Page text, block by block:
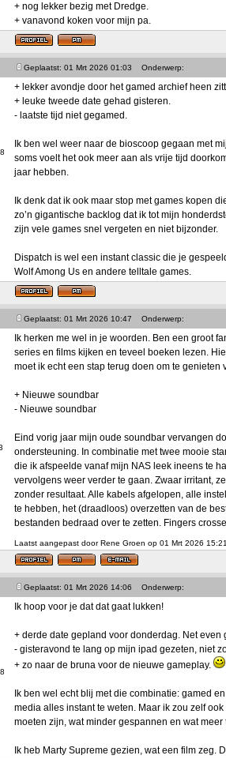
+ nog lekker bezig met Dredge.
+ vanavond koken voor mijn pa.
Geplaatst: 01 Mrt 2026 01:03 Onderwerp:
+ lekker avondje door het gamed archief heen
+ leuke tweede date gehad gisteren.
- laatste tijd niet gegamed.
Ik ben wel weer naar de bioscoop gegaan met
soms voelt het ook meer aan als vrije tijd
jaar hebben.
Ik denk dat ik ook maar stop met games kopen
zo’n gigantische backlog dat ik tot mijn
zijn vele games snel vergeten en niet bijzonder.
Dispatch is wel een instant classic die je
Wolf Among Us en andere telltale games.
Geplaatst: 01 Mrt 2026 10:47
Onderwerp:
Ik herken me wel in je woorden. Ben een groot
series en films kijken en teveel boeken lezen.
moet ik echt een stap terug doen om te
+ Nieuwe soundbar
- Nieuwe soundbar
Eind vorig jaar mijn oude soundbar vervangen
ondersteuning. In combinatie met twee mooie
die ik afspeelde vanaf mijn NAS leek ineens te
vervolgens weer verder te gaan. Zwaar irritant,
zonder resultaat. Alle kabels afgelopen, alle
te hebben, het (draadloos) overzetten van de
bestanden bedraad over te zetten. Fingers
Laatst aangepast door Rene Groen op 01 Mrt 2026
Geplaatst: 01 Mrt 2026 14:06 Onderwerp:
Ik hoop voor je dat dat gaat lukken!
+ derde date gepland voor donderdag. Net
- gisteravond te lang op mijn ipad gezeten, niet
+ zo naar de bruna voor de nieuwe gameplay.
Ik ben wel echt blij met die combinatie: gamed
media alles instant te weten. Maar ik zou zelf
moeten zijn, wat minder gespannen en wat
Ik heb Marty Supreme gezien, wat een film zeg.